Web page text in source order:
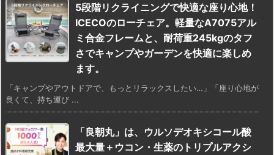
5段階リクライニングで快適な座り心地！
ICECOのローチェア。軽量なA7075アル
ミ合金フレームと、耐荷重245kgのタフ
さでキャンプやガーデンを快適に楽しめ
ます。
「キャンプやアウトドアで、もっとリラックスしたい…」「座り心地が
良くて、持ち運び ...
「良朝丸」は、ウルソデオキシコール酸
最大量＋ウコン・生薬のトリプルアクシ